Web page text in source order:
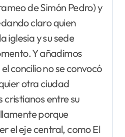
de Simón Pedro) y
claro quien
iglesia y su sede
Y añadimos
concilio no se convocó
otra ciudad
cristianos entre su
porque
el eje central, como El